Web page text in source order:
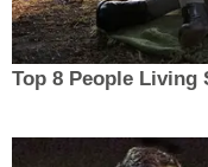
Top 8 People Living